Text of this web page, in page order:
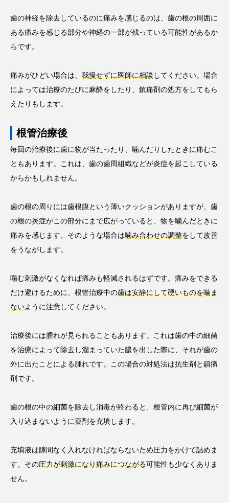
歯の神経を除去しているのに痛みを感じるのは、歯の根の周囲に
ある痛みを感じる部分や神経の一部が残っている可能性があるか
らです。
痛みがひどい場合は、 我慢せずに医師に相談 してください。場合
によっては治療のたびに麻酔をしたり、鎮痛剤の処方をしてもら
えたりもします。
根管治療後
毎回の治療後に歯に物が当たったり、噛んだりしたときに痛むこ
ともあります。これは、歯の歯周組織などが炎症を起こしている
からかもしれません。
歯の根の周りには歯根膜という薄いクッションがありますが、歯
の根の炎症がこの部分にまで広がっていると、物を噛んだときに
痛みを感じます。そのような場合は噛み合わせの調整をして改善
をうながします。
噛む刺激がなくなれば痛みも軽減されるはずです。痛みをできる
だけ避けるために、根管治療中の歯は安静にして硬いものを噛ま
ないように注意してください。
治療後には腫れが見られることもあります。これは歯の中の細菌
を治療によって除去し溜まっていた膿を出した際に、それが歯の
外に出たことによる腫れです。この場合の対処法は抗生剤と鎮痛
剤です。
歯の根の中の細菌を除去し消毒が終わると、根管内に再び細菌が
入り込まないように薬剤を充填します。
充填液は隙間なく入れなければならないため圧力をかけて詰めま
す。その圧力が刺激になり痛みにつながる可能性も少なくありま
せん。